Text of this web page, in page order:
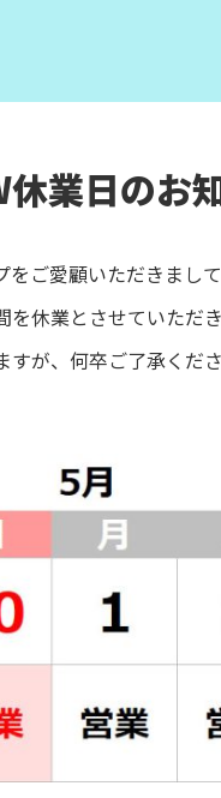
業日のお
ご愛顧いただきまし
休業とさせていただき
すが、何卒ご了承くだ